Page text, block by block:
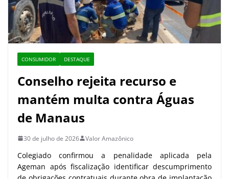
CONSUMIDOR DESTAQUE
Conselho rejeita recurso e
mantém multa contra Águas
de Manaus
30 de julho de 2026 Valor Amazônico
Colegiado confirmou a penalidade aplicada pela
Ageman após fiscalização identificar descumprimento